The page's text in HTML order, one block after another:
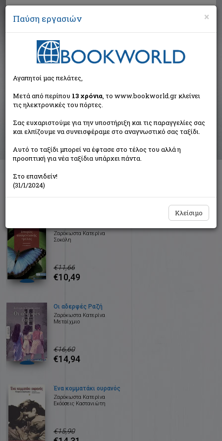
Αναζήτηση
Αποτελέσματα αναζήτησης
Συγγραφέας: Ζαρόκωστα Κατερίνα (16 βιβλία)
Ταξινόμηση ανά:
Ζαρόκωστα Κατερίνα
Σοκόλη
€11,66
€10,49
Οι αδερφές Ραζή
Ζαρόκωστα Κατερίνα
Μεταίχμιο
€16,60
€14,94
Ένα κομματάκι ουρανός
Ζαρόκωστα Κατερίνα
Εκδόσεις Καστανιώτη
€15,90
×
Παύση εργασιών
Αγαπητοί μας πελάτες,
Μετά από περίπου 13 χρόνια, το www.bookworld.gr κλείνει
τις ηλεκτρονικές του πόρτες.
Σας ευχαριστούμε για την υποστήριξη και τις παραγγελίες σας
και ελπίζουμε να συνεισφέραμε στο αναγνωστικό σας ταξίδι.
Αυτό το ταξίδι μπορεί να έφτασε στο τέλος του αλλά η
προοπτική για νέα ταξίδια υπάρχει πάντα.
Στο επανιδείν!
(31/1/2024)
Κλείσιμο